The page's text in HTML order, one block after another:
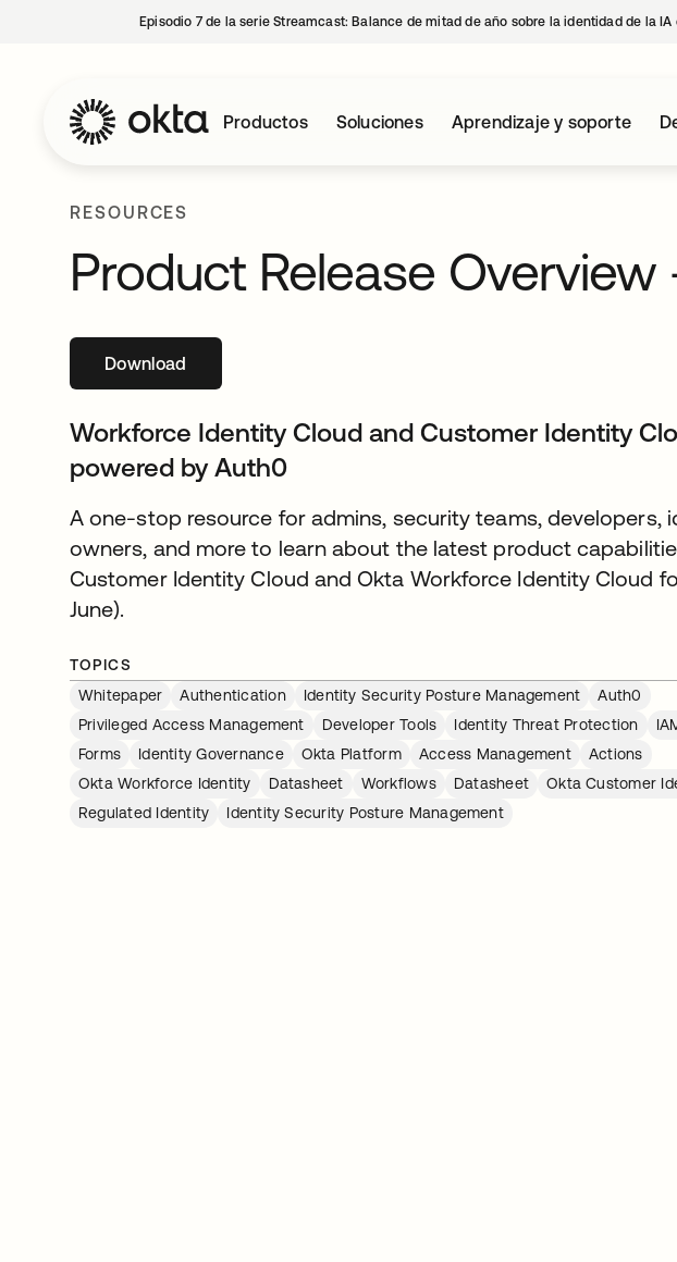
Episodio 7 de la serie Streamcast: Balance de mitad de año sobre la identidad de la IA
Productos Soluciones Aprendizaje y soporte
RESOURCES
Product Release
Downloadse abre en una pestaña nueva
Workforce Identity Cloud and Customer Identity
powered by Auth0
A one-stop resource for admins, security teams, developers,
owners, and more to learn about the latest product
Customer Identity Cloud and Okta Workforce Identity Cloud
June).
TOPICS
Whitepaper
Authentication Identity Security Posture Management
Auth0
Privileged Access Management
Developer Tools Identity Threat Protection
Forms
Identity Governance Okta Platform Access Management
Actions
Okta Workforce Identity
Datasheet Workflows Datasheet Okta Customer
Regulated Identity
Identity Security Posture Management